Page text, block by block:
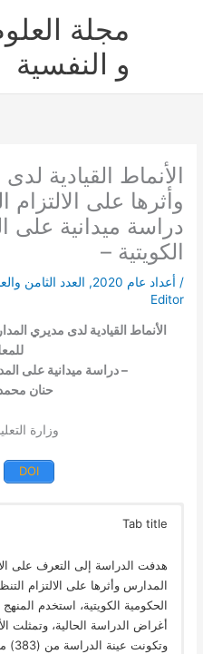
مجلة
و النفسية
الأنماط القيادية
وأثرها على
دراسة ميدانية على
الكويتية –
/ أعداد عام 2020 , العدد الثامن
Editor
الأنماط القيادية لدى مديري
– دراسة ميدانية على
حنان
وزارة
DOI
Tab title
هدفت الدراسة إلى التعرف على
المدارس وأثرها على الالتزام
الحكومية الكويتية، استخدم
أغراض الدراسة الحالية، وتمثلت